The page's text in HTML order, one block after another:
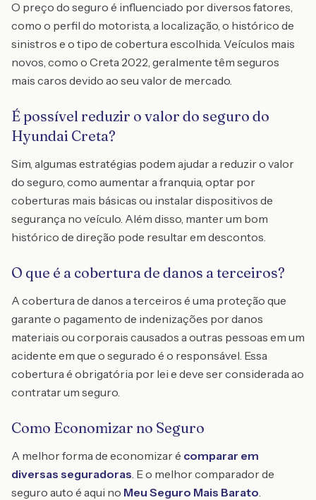
O preço do seguro é influenciado por diversos fatores,
como o perfil do motorista, a localização, o histórico de
sinistros e o tipo de cobertura escolhida. Veículos mais
novos, como o Creta 2022, geralmente têm seguros
mais caros devido ao seu valor de mercado.
É possível reduzir o valor do seguro do
Hyundai Creta?
Sim, algumas estratégias podem ajudar a reduzir o valor
do seguro, como aumentar a franquia, optar por
coberturas mais básicas ou instalar dispositivos de
segurança no veículo. Além disso, manter um bom
histórico de direção pode resultar em descontos.
O que é a cobertura de danos a terceiros?
A cobertura de danos a terceiros é uma proteção que
garante o pagamento de indenizações por danos
materiais ou corporais causados a outras pessoas em um
acidente em que o segurado é o responsável. Essa
cobertura é obrigatória por lei e deve ser considerada ao
contratar um seguro.
Como Economizar no Seguro
A melhor forma de economizar é comparar em
diversas seguradoras. E o melhor comparador de
seguro auto é aqui no Meu Seguro Mais Barato.